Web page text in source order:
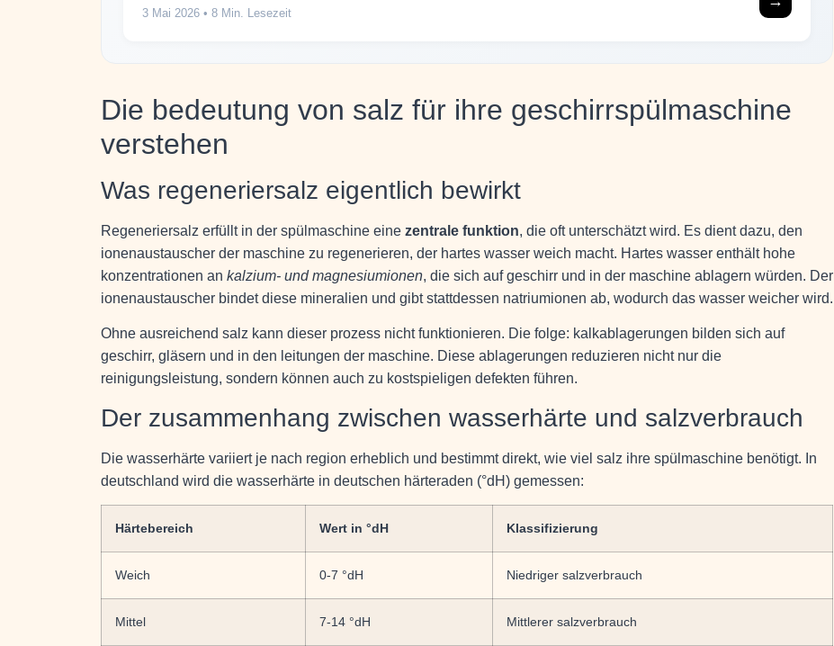
3 Mai 2026 • 8 Min. Lesezeit
Die bedeutung von salz für ihre geschirrspülmaschine
verstehen
Was regeneriersalz eigentlich bewirkt
Regeneriersalz erfüllt in der spülmaschine eine zentrale funktion, die oft unterschätzt wird. Es dient dazu, den
ionenaustauscher der maschine zu regenerieren, der hartes wasser weich macht. Hartes wasser enthält hohe
konzentrationen an kalzium- und magnesiumionen, die sich auf geschirr und in der maschine ablagern würden. Der
ionenaustauscher bindet diese mineralien und gibt stattdessen natriumionen ab, wodurch das wasser weicher wird.
Ohne ausreichend salz kann dieser prozess nicht funktionieren. Die folge: kalkablagerungen bilden sich auf
geschirr, gläsern und in den leitungen der maschine. Diese ablagerungen reduzieren nicht nur die
reinigungsleistung, sondern können auch zu kostspieligen defekten führen.
Der zusammenhang zwischen wasserhärte und salzverbrauch
Die wasserhärte variiert je nach region erheblich und bestimmt direkt, wie viel salz ihre spülmaschine benötigt. In
deutschland wird die wasserhärte in deutschen härteraden (°dH) gemessen:
Härtebereich Wert in °dH Klassifizierung
Weich 0-7 °dH Niedriger salzverbrauch
Mittel 7-14 °dH Mittlerer salzverbrauch